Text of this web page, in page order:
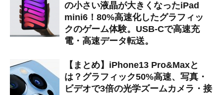
の小さい液晶が大きくなったiPad
mini6！80%高速化したグラフィッ
クのゲーム体験。USB-Cで高速充
電・高速データ転送。
【まとめ】iPhone13 Pro&Maxと
は？グラフィック50%高速、写真・
ビデオで3倍の光学ズームカメラ・接